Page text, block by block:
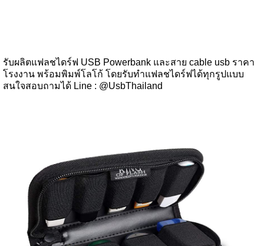
รับผลิตแฟลชไดร์ฟ USB Powerbank และสาย cable usb ราคา
โรงงาน พร้อมพิมพ์โลโก้ โดยรับทำแฟลชไดร์ฟได้ทุกรูปแบบ
สนใจสอบถามได้ Line : @UsbThailand